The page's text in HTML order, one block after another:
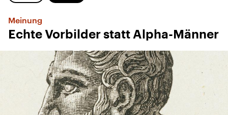
Meinung
Echte Vorbilder statt Alpha-Männer